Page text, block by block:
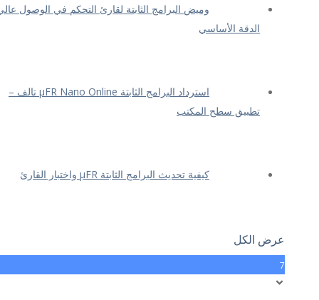
وميض البرامج الثابتة لقارئ التحكم في الوصول عالي
الدقة الأساسي
استرداد البرامج الثابتة μFR Nano Online تالف –
تطبيق سطح المكتب
كيفية تحديث البرامج الثابتة μFR واختبار القارئ
عرض الكل